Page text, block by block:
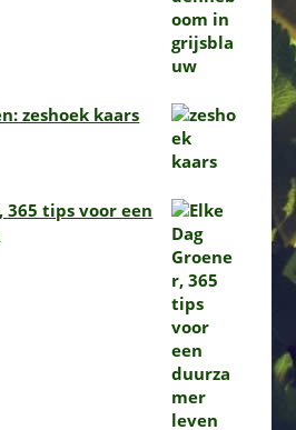
zeshoek kaars
365 tips voor een